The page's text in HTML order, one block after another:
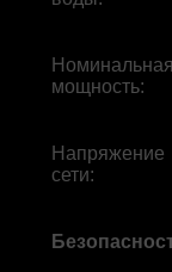
мощность:
Напряжение
сети: